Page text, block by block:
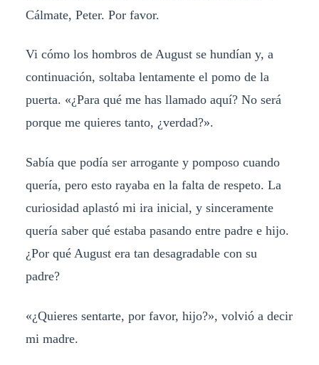
Cálmate, Peter. Por favor.
Vi cómo los hombros de August se hundían y, a
continuación, soltaba lentamente el pomo de la
puerta. «¿Para qué me has llamado aquí? No será
porque me quieres tanto, ¿verdad?».
Sabía que podía ser arrogante y pomposo cuando
quería, pero esto rayaba en la falta de respeto. La
curiosidad aplastó mi ira inicial, y sinceramente
quería saber qué estaba pasando entre padre e hijo.
¿Por qué August era tan desagradable con su
padre?
«¿Quieres sentarte, por favor, hijo?», volvió a decir
mi madre.